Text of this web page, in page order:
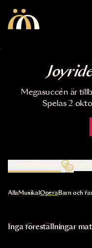
Megasuccén är
Spelas 2
Val av kategori uppdaterar
AllaMusikal OperaBarn och
Inga föreställningar